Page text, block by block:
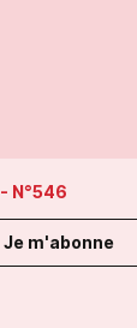
- N°546
Je m'abonne